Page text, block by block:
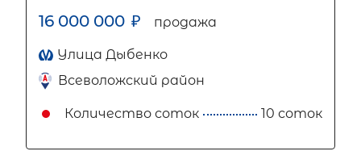
16 000 000 ₽ продажа
Улица Дыбенко
Всеволожский район
Количество соток 10 соток